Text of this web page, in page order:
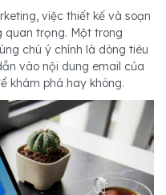
việc thiết kế và soạn
quan trọng. Một trong
chú ý chính là dòng tiêu
vào nội dung email của
khám phá hay không.